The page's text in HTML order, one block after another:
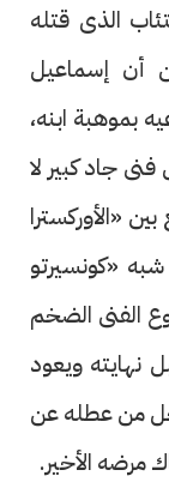
الذى قتله
أن إسماعيل
بموهبة ابنه،
جاد كبير لا
«الأوركسترا
«كونسيرتو
الفنى الضخم
نهايته ويعود
من عطله عن
مرضه الأخير.